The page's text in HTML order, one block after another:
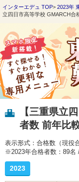
ド
ッ
ト
コ
ム
インターエデュ TOP 2023年
立四日市高等学校 GMARCH合
【三重県立
者数 前年比
表示形式：合格数（現役
※2023年合格者数：89名
2023